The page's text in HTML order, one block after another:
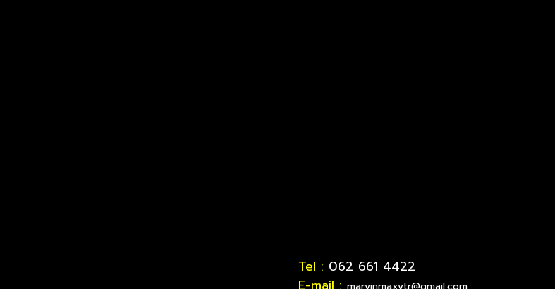
Tel : 062 661 4422